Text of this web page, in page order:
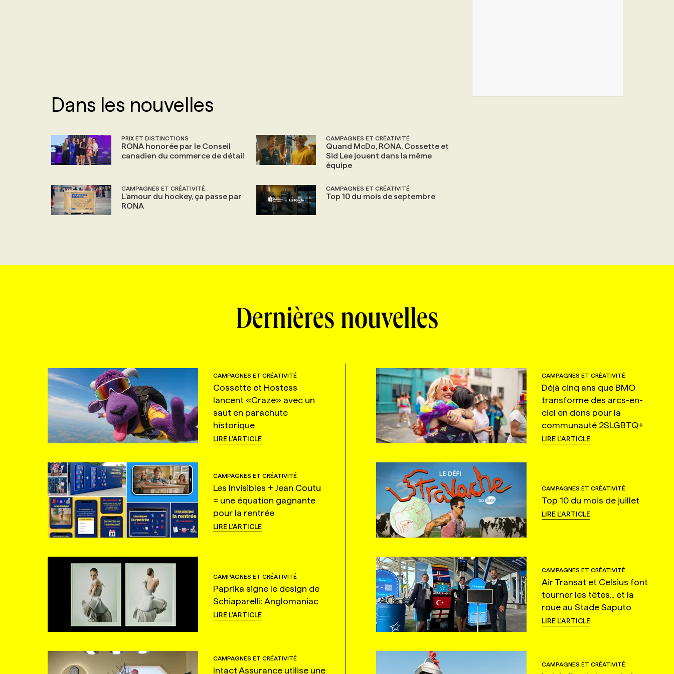
ANNONCEZ AVEC NOUS
Dans les nouvelles
PRIX ET DISTINCTIONS
RONA honorée par le Conseil
canadien du commerce de détail
CAMPAGNES ET CRÉATIVITÉ
Quand McDo, RONA, Cossette et
Sid Lee jouent dans la même
équipe
CAMPAGNES ET CRÉATIVITÉ
L’amour du hockey, ça passe par
RONA
CAMPAGNES ET CRÉATIVITÉ
Top 10 du mois de septembre
Dernières nouvelles
CAMPAGNES ET CRÉATIVITÉ
Cossette et Hostess
lancent «Craze» avec un
saut en parachute
historique
LIRE L'ARTICLE
CAMPAGNES ET CRÉATIVITÉ
Déjà cinq ans que BMO
transforme des arcs-en-
ciel en dons pour la
communauté 2SLGBTQ+
LIRE L'ARTICLE
CAMPAGNES ET CRÉATIVITÉ
Les Invisibles + Jean Coutu
= une équation gagnante
pour la rentrée
LIRE L'ARTICLE
CAMPAGNES ET CRÉATIVITÉ
Top 10 du mois de juillet
LIRE L'ARTICLE
CAMPAGNES ET CRÉATIVITÉ
Paprika signe le design de
Schiaparelli: Anglomaniac
LIRE L'ARTICLE
CAMPAGNES ET CRÉATIVITÉ
Air Transat et Celsius font
tourner les têtes... et la
roue au Stade Saputo
LIRE L'ARTICLE
CAMPAGNES ET CRÉATIVITÉ
Intact Assurance utilise une
CAMPAGNES ET CRÉATIVITÉ